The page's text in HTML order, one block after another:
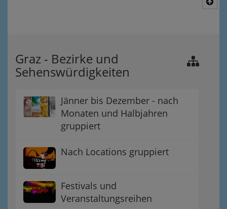
Graz - Bezirke und
Sehenswürdigkeiten
Jänner bis Dezember - nach
Monaten und Halbjahren
gruppiert
Nach Locations gruppiert
Festivals und
Veranstaltungsreihen